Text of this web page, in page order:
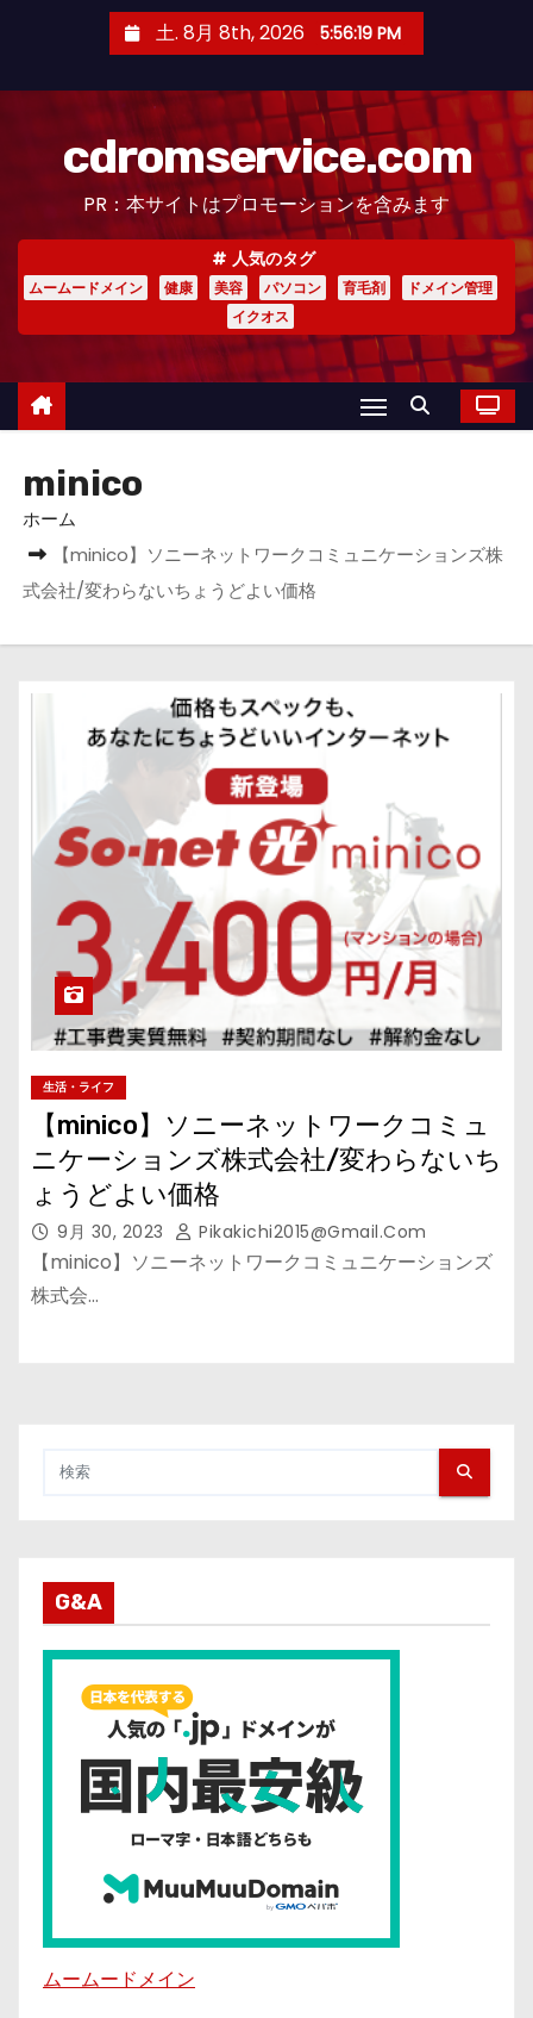
土. 8月 8th, 2026 5:56:19 PM
cdromservice.com
PR：本サイトはプロモーションを含みます
人気のタグ
ムームードメイン 健康 美容 パソコン 育毛剤
ドメイン管理
イクオス
minico
ホーム
【minico】ソニーネットワークコミュニケーションズ株
式会社/変わらないちょうどよい価格
生活・ライフ
【minico】ソニーネットワークコミュ
ニケーションズ株式会社/変わらないち
ょうどよい価格
9月 30, 2023 Pikakichi2015@gmail.com
【minico】ソニーネットワークコミュニケーションズ
株式会…
G&A
ムームードメイン